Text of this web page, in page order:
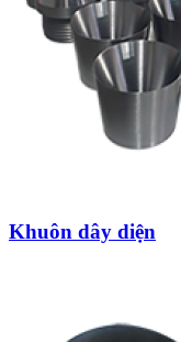
Khuôn dây diện